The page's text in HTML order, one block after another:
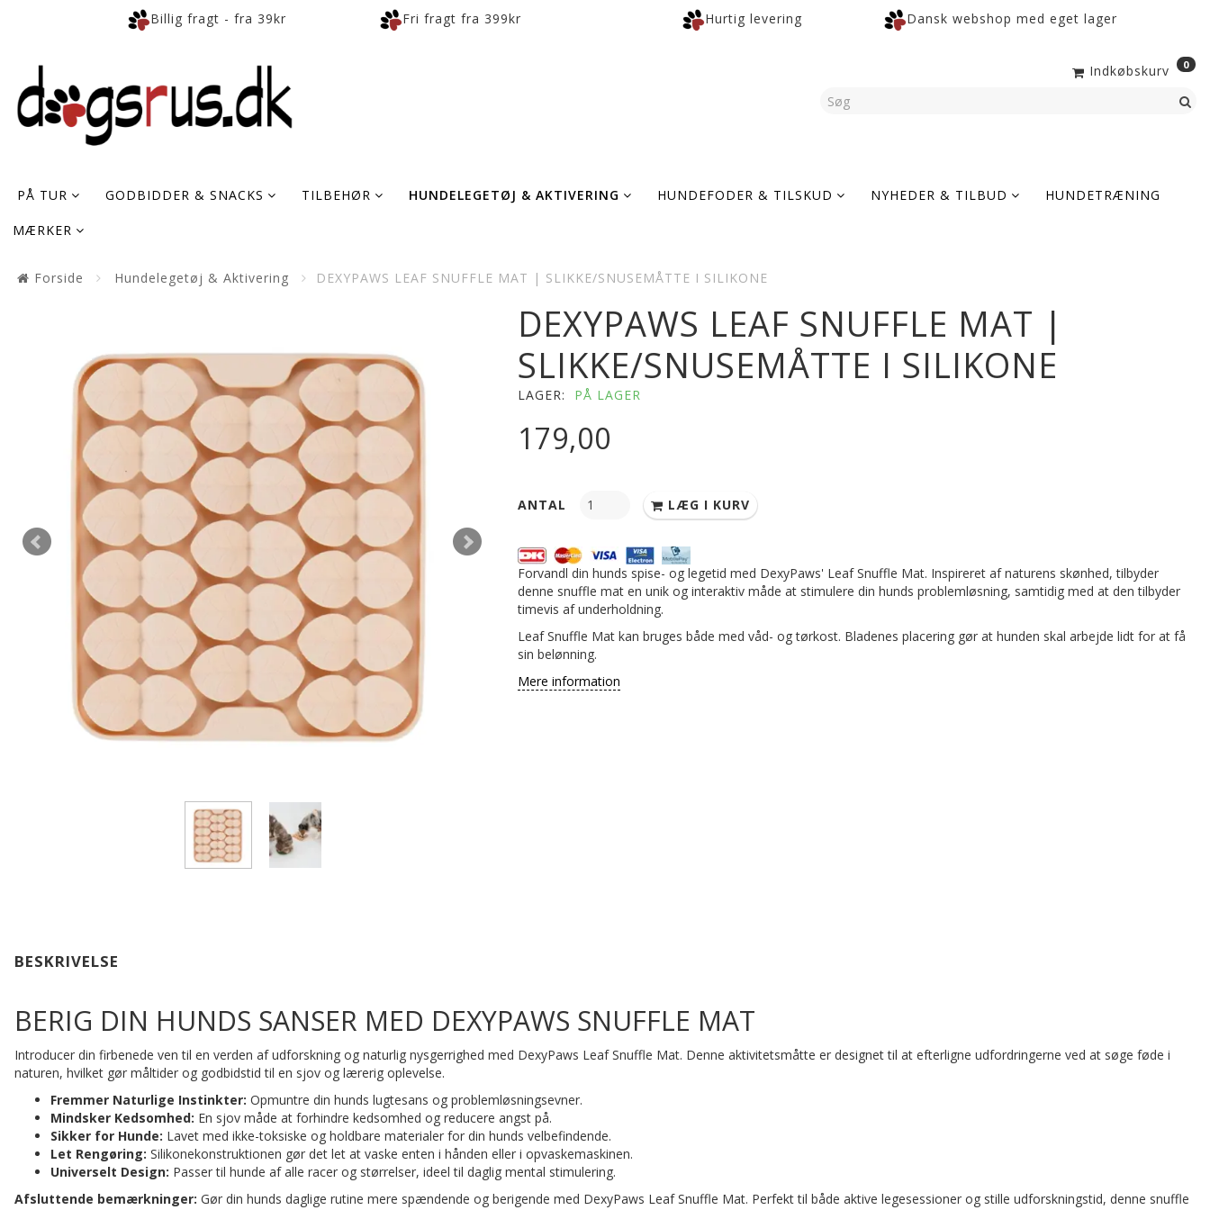
Billig fragt - fra 39kr Fri fragt fra 399kr Hurtig levering Dansk webshop med eget lager
Indkøbskurv 0
PÅ TUR GODBIDDER & SNACKS TILBEHØR HUNDELEGETØJ & AKTIVERING HUNDEFODER & TILSKUD NYHEDER & TILBUD HUNDETRÆNING
MÆRKER
Forside Hundelegetøj & Aktivering DEXYPAWS LEAF SNUFFLE MAT | SLIKKE/SNUSEMÅTTE I SILIKONE
DEXYPAWS LEAF SNUFFLE MAT |
SLIKKE/SNUSEMÅTTE I SILIKONE
LAGER: PÅ LAGER
179,00
ANTAL LÆG I KURV
Forvandl din hunds spise- og legetid med DexyPaws' Leaf Snuffle Mat. Inspireret af naturens skønhed, tilbyder
denne snuffle mat en unik og interaktiv måde at stimulere din hunds problemløsning, samtidig med at den tilbyder
timevis af underholdning.
Leaf Snuffle Mat kan bruges både med våd- og tørkost. Bladenes placering gør at hunden skal arbejde lidt for at få
sin belønning.
Mere information
BESKRIVELSE
BERIG DIN HUNDS SANSER MED DEXYPAWS SNUFFLE MAT
Introducer din firbenede ven til en verden af udforskning og naturlig nysgerrighed med DexyPaws Leaf Snuffle Mat. Denne aktivitetsmåtte er designet til at efterligne udfordringerne ved at søge føde i
naturen, hvilket gør måltider og godbidstid til en sjov og lærerig oplevelse.
Fremmer Naturlige Instinkter: Opmuntre din hunds lugtesans og problemløsningsevner.
Mindsker Kedsomhed: En sjov måde at forhindre kedsomhed og reducere angst på.
Sikker for Hunde: Lavet med ikke-toksiske og holdbare materialer for din hunds velbefindende.
Let Rengøring: Silikonekonstruktionen gør det let at vaske enten i hånden eller i opvaskemaskinen.
Universelt Design: Passer til hunde af alle racer og størrelser, ideel til daglig mental stimulering.
Afsluttende bemærkninger: Gør din hunds daglige rutine mere spændende og berigende med DexyPaws Leaf Snuffle Mat. Perfekt til både aktive legesessioner og stille udforskningstid, denne snuffle